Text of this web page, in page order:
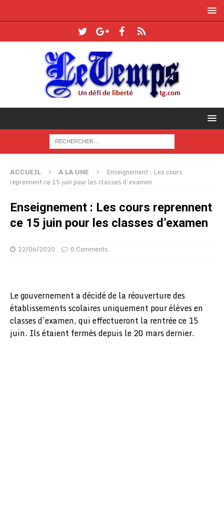
ACCUEIL A LA UNE
Enseignement : Les cours
reprennent ce 15 juin pour les classes d’examen
Enseignement : Les cours reprennent
ce 15 juin pour les classes d’examen
12/06/2020 0 Comments
Le gouvernement a décidé de la réouverture des
établissements scolaires uniquement pour élèves en
classes d’examen, qui effectueront la rentrée ce 15
juin. Ils étaient fermés depuis le 20 mars dernier.